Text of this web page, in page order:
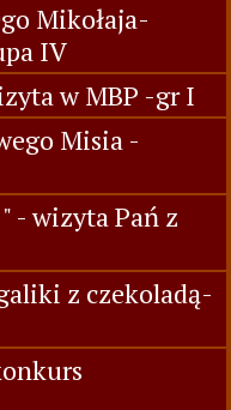
Mikołaja-
IV
w MBP -gr I
Misia -
- wizyta Pań z
z czekoladą-